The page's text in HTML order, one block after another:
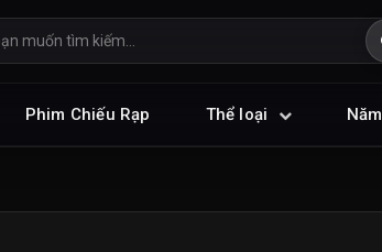
Phim Chiếu Rạp Thể loại Năm